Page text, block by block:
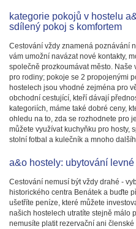
kategorie pokojů v hostelu
sdílený pokoj s komfortem
Cestování vždy znamená poznávání
vám umožní navázat nové kontakty,
společně prozkoumávat město.
pro rodiny; pokoje se 2 propojenými
hostelech jsou vhodné zejména pro
obchodní cestující, kteří dávají
kategoriích, máme také dobré ceny,
ohledu na to, zda se rozhodnete pro
můžete využívat kuchyňku pro hosty,
stolní fotbal a kulečník a mnoho
a&o hostely: ubytování
Cestování nemusí být vždy drahé -
historického centra Benátek a buďte
ušetříte peníze, které můžete
našich hostelech utratíte stejně málo
nemusíte platit rezervační ani